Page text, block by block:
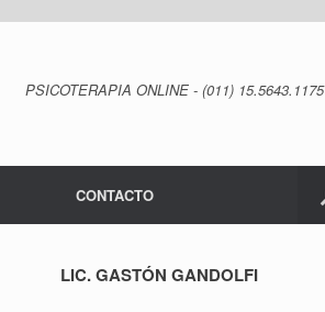
PSICOTERAPIA ONLINE - (011) 15.5643.1175
CONTACTO
LIC. GASTÓN GANDOLFI